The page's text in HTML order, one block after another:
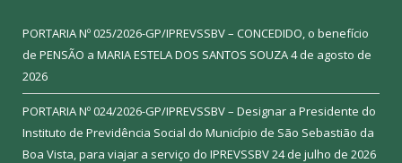
PORTARIA Nº 025/2026-GP/IPREVSSBV – CONCEDIDO, o benefício
de PENSÃO a MARIA ESTELA DOS SANTOS SOUZA4 de agosto de
2026
PORTARIA Nº 024/2026-GP/IPREVSSBV – Designar a Presidente do
Instituto de Previdência Social do Município de São Sebastião da
Boa Vista, para viajar a serviço do IPREVSSBV24 de julho de 2026